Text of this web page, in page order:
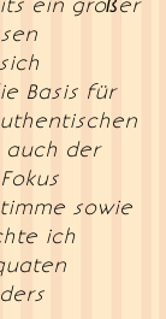
Basis für
der
sowie
ich